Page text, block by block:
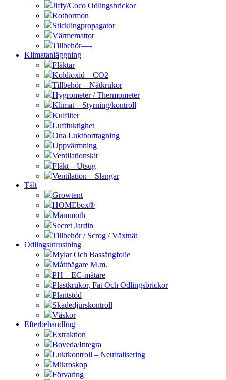
Jiffy/Coco Odlingsbrickor
Rothormon
Sticklingpropagator
Värmemattor
Tillbehör—-
Klimatanläggning
Fläktar
Koldioxid – CO2
Tillbehör – Nätkrukor
Hygrometer / Thermometer
Klimat – Styrning/kontroll
Kulfilter
Luftfuktighet
Ona Luktborttagning
Uppvärmning
Ventilationskit
Fläkt – Utsug
Ventilation – Slangar
Tält
Growtent
HOMEbox®
Mammoth
Secret Jardin
Tillbehör / Scrog / Växtnät
Odlingsutrustning
Mylar Och Bassängfolie
Måttbägare M.m.
PH – EC-mätare
Plastkrukor, Fat Och Odlingsbrickor
Plantstöd
Skadedjurskontroll
Väskor
Efterbehandling
Extraktion
Boveda/Integra
Luktkontroll – Neutralisering
Mikroskop
Förvaring